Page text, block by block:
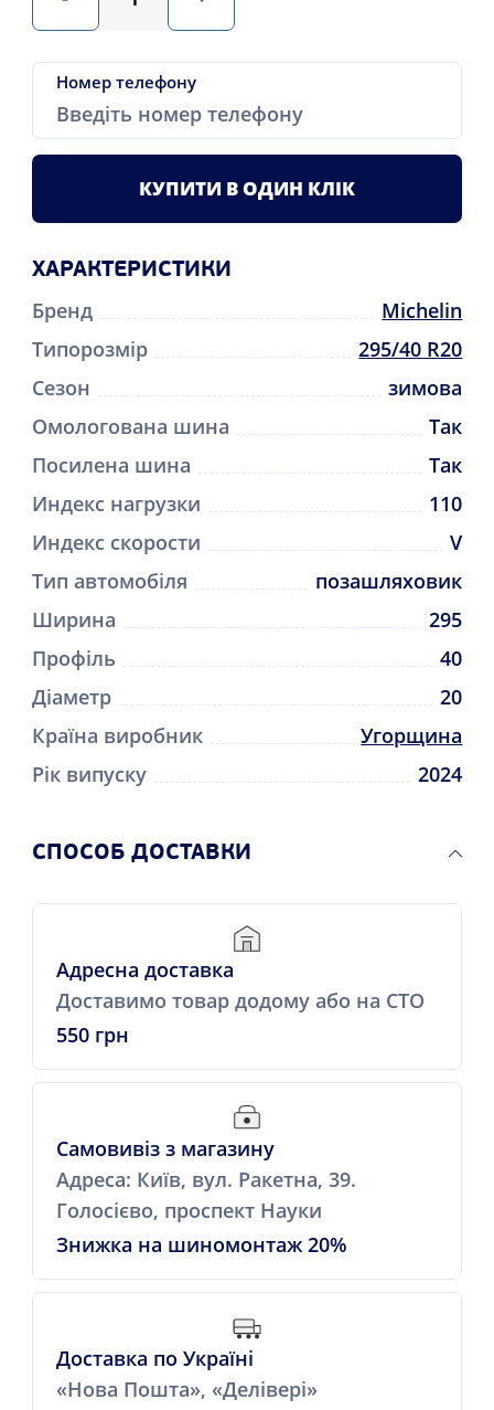
Номер телефону
КУПИТИ В ОДИН КЛІК
ХАРАКТЕРИСТИКИ
Бренд
Michelin
Типорозмір
295/40 R20
Сезон
зимова
Омологована шина
Так
Посилена шина
Так
Индекс нагрузки
110
Индекс скорости
V
Тип автомобіля
позашляховик
Ширина
295
Профіль
40
Діаметр
20
Країна виробник
Угорщина
Рік випуску
2024
CПОСОБ ДОСТАВКИ
Адресна доставка
Доставимо товар додому або на СТО
550 грн
Самовивіз з магазину
Адреса: Київ, вул. Ракетна, 39.
Голосієво, проспект Науки
Знижка на шиномонтаж 20%
Доставка по Україні
«Нова Пошта», «Делівері»